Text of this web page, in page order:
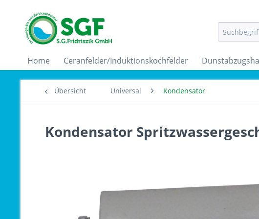
Home Ceranfelder/Induktionskochfelder
Übersicht Universal Kondensator
Kondensator